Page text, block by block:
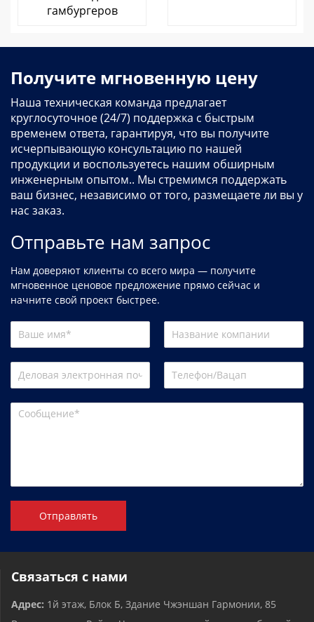
гамбургеров
Получите мгновенную цену
Наша техническая команда предлагает
круглосуточное (24/7) поддержка с быстрым
временем ответа, гарантируя, что вы получите
исчерпывающую консультацию по нашей
продукции и воспользуетесь нашим обширным
инженерным опытом.. Мы стремимся поддержать
ваш бизнес, независимо от того, размещаете ли вы у
нас заказ.
Отправьте нам запрос
Нам доверяют клиенты со всего мира — получите
мгновенное ценовое предложение прямо сейчас и
начните свой проект быстрее.
Отправлять
Связаться с нами
Адрес: 1й этаж, Блок Б, Здание Чжэншан Гармонии, 85